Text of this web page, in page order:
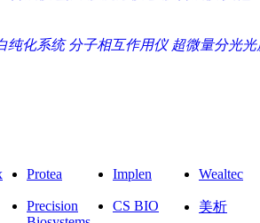
纯化系统 分子相互作用仪 超微量分光光
Protea Implen Wealtec
Precision
CS BIO 美析